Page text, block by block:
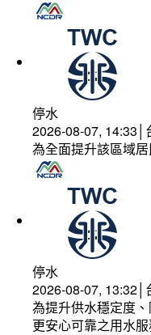
停水
2026-08-07, 14:33│
為全面提升該區域
停水
2026-08-07, 13:32│
為提升供水穩定度
更安心可靠之用水服